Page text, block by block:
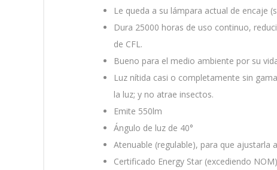
Le queda a su lámpara actual de encaje
Dura 25000 horas de uso continuo,
de CFL.
Bueno para el medio ambiente por su
Luz nítida casi o completamente sin
la luz; y no atrae insectos.
Emite 550lm
Ángulo de luz de 40°
Atenuable (regulable), para que ajustarla
Certificado Energy Star (excediendo